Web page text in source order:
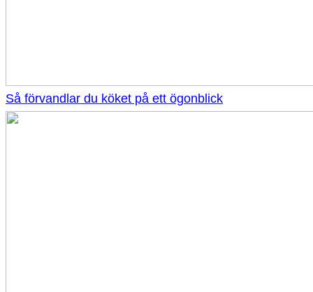
Så förvandlar du köket på ett ögonblick